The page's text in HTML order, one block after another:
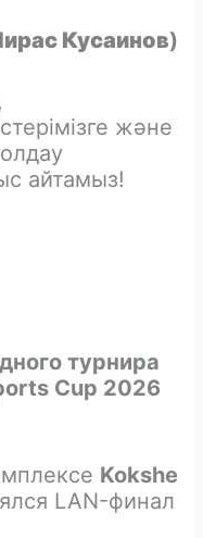
Кусаинов)
және
айтамыз!
турнира
Cup 2026
Kokshe
LAN-финал